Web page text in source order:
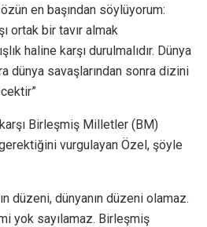
en başından söylüyorum:
ortak bir tavır almak
haline karşı durulmalıdır. Dünya
dünya savaşlarından sonra dizini
karşı Birleşmiş Milletler (BM)
vurgulayan Özel, şöyle
düzeni, dünyanın düzeni olamaz.
yok sayılamaz. Birleşmiş